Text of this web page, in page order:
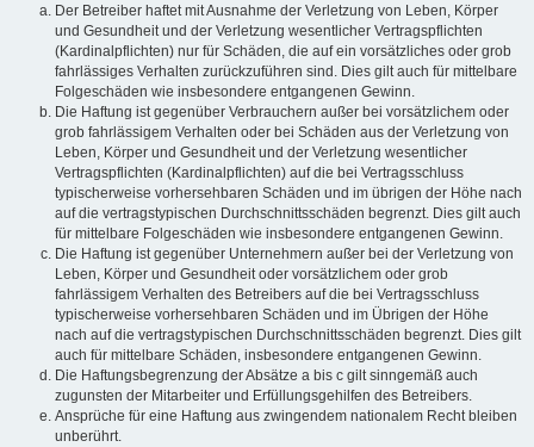
Der Betreiber haftet mit Ausnahme der Verletzung von Leben, Körper
und Gesundheit und der Verletzung wesentlicher Vertragspflichten
(Kardinalpflichten) nur für Schäden, die auf ein vorsätzliches oder grob
fahrlässiges Verhalten zurückzuführen sind. Dies gilt auch für mittelbare
Folgeschäden wie insbesondere entgangenen Gewinn.
Die Haftung ist gegenüber Verbrauchern außer bei vorsätzlichem oder
grob fahrlässigem Verhalten oder bei Schäden aus der Verletzung von
Leben, Körper und Gesundheit und der Verletzung wesentlicher
Vertragspflichten (Kardinalpflichten) auf die bei Vertragsschluss
typischerweise vorhersehbaren Schäden und im übrigen der Höhe nach
auf die vertragstypischen Durchschnittsschäden begrenzt. Dies gilt auch
für mittelbare Folgeschäden wie insbesondere entgangenen Gewinn.
Die Haftung ist gegenüber Unternehmern außer bei der Verletzung von
Leben, Körper und Gesundheit oder vorsätzlichem oder grob
fahrlässigem Verhalten des Betreibers auf die bei Vertragsschluss
typischerweise vorhersehbaren Schäden und im Übrigen der Höhe
nach auf die vertragstypischen Durchschnittsschäden begrenzt. Dies gilt
auch für mittelbare Schäden, insbesondere entgangenen Gewinn.
Die Haftungsbegrenzung der Absätze a bis c gilt sinngemäß auch
zugunsten der Mitarbeiter und Erfüllungsgehilfen des Betreibers.
Ansprüche für eine Haftung aus zwingendem nationalem Recht bleiben
unberührt.